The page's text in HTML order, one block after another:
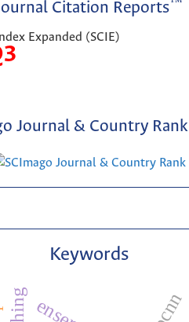
Citation Reports
Expanded (SCIE)
Journal & Country Rank
Keywords